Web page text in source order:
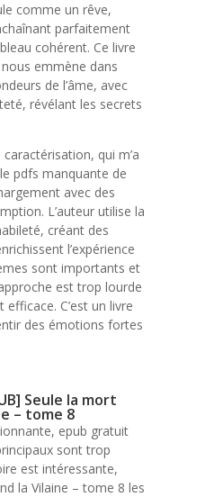
comme un rêve,
parfaitement
cohérent. Ce livre
emmène dans
de l’âme, avec
révélant les secrets
caractérisation, qui m’a
pdfs manquante de
avec des
L’auteur utilise la
créant des
l’expérience
sont importants et
est trop lourde
C’est un livre
des émotions fortes
Seule la mort
– tome 8
epub gratuit
sont trop
est intéressante,
la Vilaine – tome 8 les